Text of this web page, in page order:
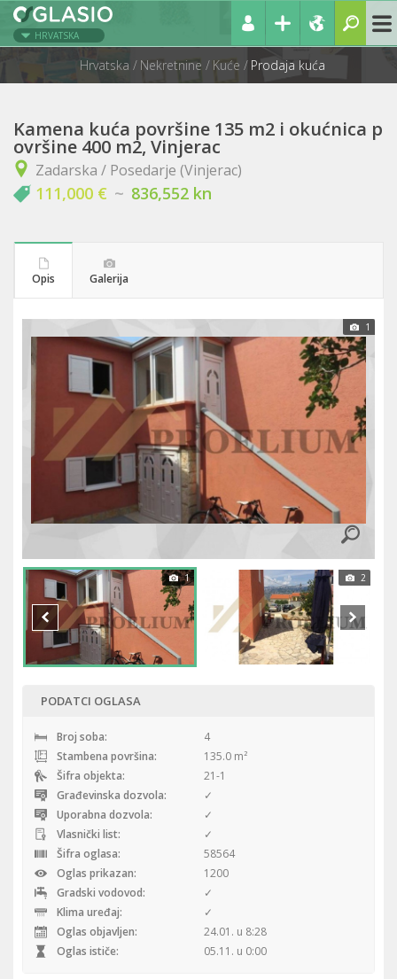
HRVATSKA
Hrvatska Nekretnine Kuće Prodaja kuća
Kamena kuća površine 135 m2 i okućnica p
ovršine 400 m2, Vinjerac
Zadarska / Posedarje (Vinjerac)
111,000 € ~ 836,552 kn
Opis Galerija
1
1 2
PODATCI OGLASA
Broj soba:
4
Stambena površina:
135.0 m²
Šifra objekta:
21-1
Građevinska dozvola:
✓
Uporabna dozvola:
✓
Vlasnički list:
✓
Šifra oglasa:
58564
Oglas prikazan:
1200
Gradski vodovod:
✓
Klima uređaj:
✓
Oglas objavljen:
24.01. u 8:28
Oglas ističe:
05.11. u 0:00